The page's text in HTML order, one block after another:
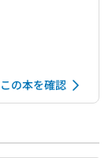
の本を確認